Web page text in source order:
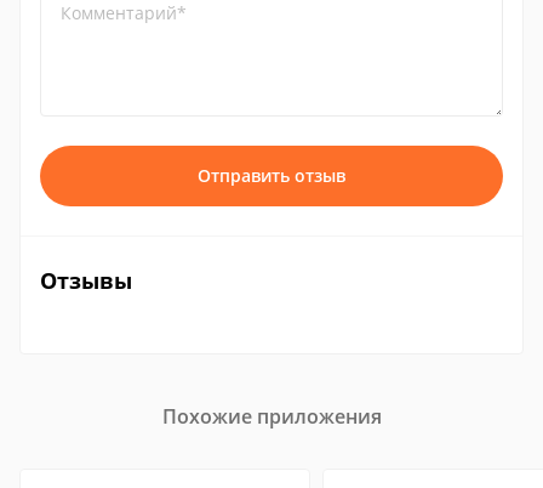
Комментарий*
Отправить отзыв
Отзывы
Похожие приложения